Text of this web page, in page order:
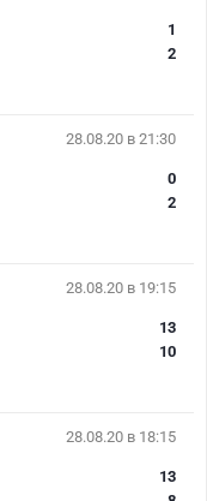
1
2
28.08.20 в 21:30
0
2
28.08.20 в 19:15
13
10
28.08.20 в 18:15
13